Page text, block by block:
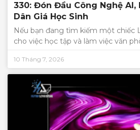
330: Đón Đầu Công Nghệ AI,
Dân Giá Học Sinh
Nếu bạn đang tìm kiếm một chiếc
cho việc học tập và làm việc văn
10 Tháng 7, 2026